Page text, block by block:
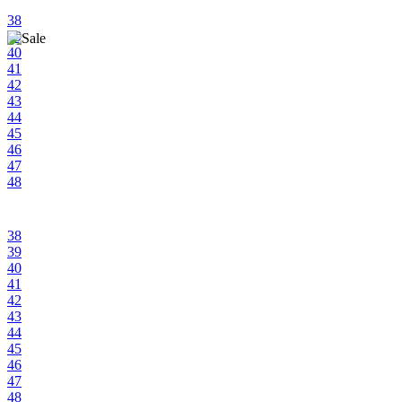
38
39
40
41
42
43
44
45
46
47
48
38
39
40
41
42
43
44
45
46
47
48